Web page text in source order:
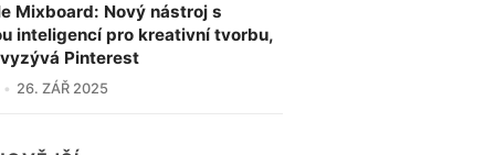
Mixboard: Nový nástroj s
inteligencí pro kreativní tvorbu,
Pinterest
26. ZÁŘ 2025